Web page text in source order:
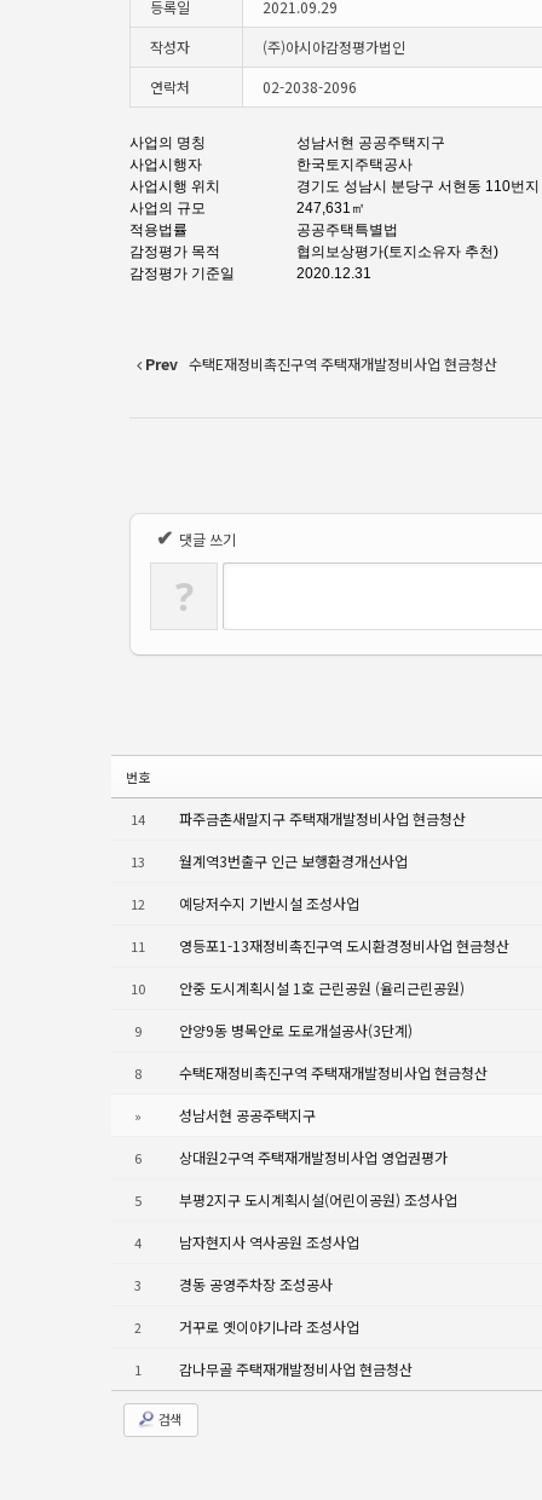
등록일
2021.09.29
작성자
(주)아시아감정평가법인
연락처
02-2038-2096
사업의 명칭
성남서현 공공주택지구
사업시행자
한국토지주택공사
사업시행 위치
경기도 성남시 분당구 서현동 110번
사업의 규모
247,631㎡
적용법률
공공주택특별법
감정평가 목적
협의보상평가(토지소유자 추천)
감정평가 기준일
2020.12.31
Prev 수택E재정비촉진구역 주택재개발정비사업 현금청산
✔ 댓글 쓰기
?
번호
14 파주금촌새말지구 주택재개발정비사업 현금청산
13 월계역3번출구 인근 보행환경개선사업
12 예당저수지 기반시설 조성사업
11 영등포1-13재정비촉진구역 도시환경정비사업 현금청산
10 안중 도시계획시설 1호 근린공원 (율리근린공원)
9 안양9동 병목안로 도로개설공사(3단계)
8 수택E재정비촉진구역 주택재개발정비사업 현금청산
» 성남서현 공공주택지구
6 상대원2구역 주택재개발정비사업 영업권평가
5 부평2지구 도시계획시설(어린이공원) 조성사업
4 남자현지사 역사공원 조성사업
3 경동 공영주차장 조성공사
2 거꾸로 옛이야기나라 조성사업
1 감나무골 주택재개발정비사업 현금청산
검색